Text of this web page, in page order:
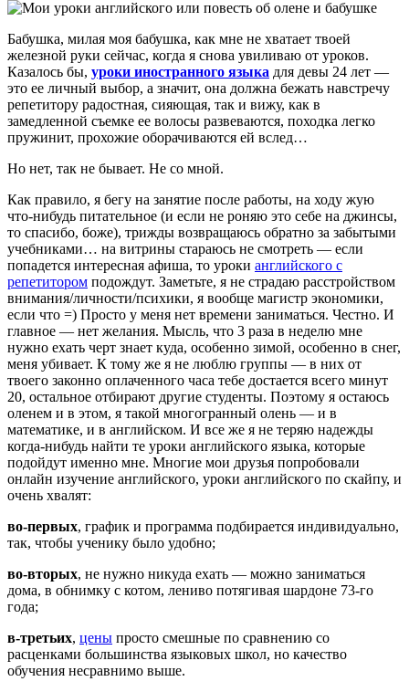
Бабушка, милая моя бабушка, как мне не хватает твоей
железной руки сейчас, когда я снова увиливаю от уроков.
Казалось бы, уроки иностранного языка для девы 24 лет —
это ее личный выбор, а значит, она должна бежать навстречу
репетитору радостная, сияющая, так и вижу, как в
замедленной съемке ее волосы развеваются, походка легко
пружинит, прохожие оборачиваются ей вслед…
Но нет, так не бывает. Не со мной.
Как правило, я бегу на занятие после работы, на ходу жую
что-нибудь питательное (и если не роняю это себе на джинсы,
то спасибо, боже), трижды возвращаюсь обратно за забытыми
учебниками… на витрины стараюсь не смотреть — если
попадется интересная афиша, то уроки английского с
репетитором подождут. Заметьте, я не страдаю расстройством
внимания/личности/психики, я вообще магистр экономики,
если что =) Просто у меня нет времени заниматься. Честно. И
главное — нет желания. Мысль, что 3 раза в неделю мне
нужно ехать черт знает куда, особенно зимой, особенно в снег,
меня убивает. К тому же я не люблю группы — в них от
твоего законно оплаченного часа тебе достается всего минут
20, остальное отбирают другие студенты. Поэтому я остаюсь
оленем и в этом, я такой многогранный олень — и в
математике, и в английском. И все же я не теряю надежды
когда-нибудь найти те уроки английского языка, которые
подойдут именно мне. Многие мои друзья попробовали
онлайн изучение английского, уроки английского по скайпу, и
очень хвалят:
во-первых, график и программа подбирается индивидуально,
так, чтобы ученику было удобно;
во-вторых, не нужно никуда ехать — можно заниматься
дома, в обнимку с котом, лениво потягивая шардоне 73-го
года;
в-третьих, цены просто смешные по сравнению со
расценками большинства языковых школ, но качество
обучения несравнимо выше.